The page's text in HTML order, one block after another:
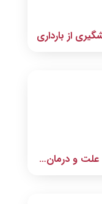
از بارداری
انواع مشکلات و اختلالات قاعدگی؛ علت و درمان آن ها